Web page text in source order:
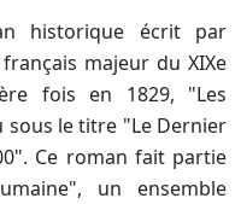
historique écrit par
majeur du XIXe
fois en 1829, "Les
sous le titre "Le Dernier
Ce roman fait partie
un ensemble